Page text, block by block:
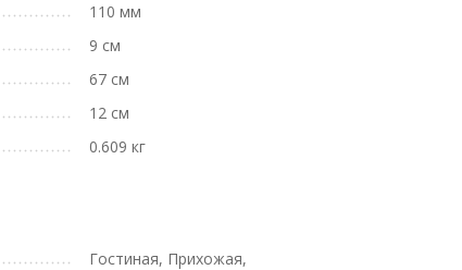
110 мм
9 см
67 см
12 см
0.609 кг
Гостиная, Прихожая,